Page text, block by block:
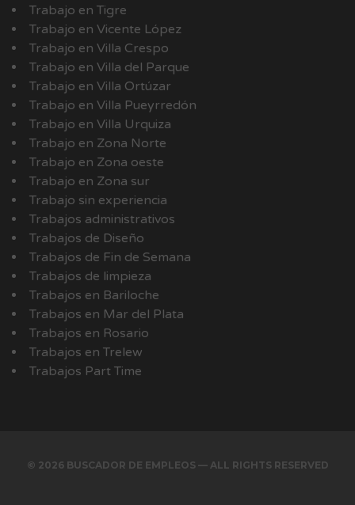
Trabajo en Tigre
Trabajo en Vicente López
Trabajo en Villa Crespo
Trabajo en Villa del Parque
Trabajo en Villa Ortúzar
Trabajo en Villa Pueyrredón
Trabajo en Villa Urquiza
Trabajo en Zona Norte
Trabajo en Zona oeste
Trabajo en Zona sur
Trabajo sin experiencia
Trabajos administrativos
Trabajos de Diseño
Trabajos de Fin de Semana
Trabajos de limpieza
Trabajos en Bariloche
Trabajos en Mar del Plata
Trabajos en Rosario
Trabajos en Trelew
Trabajos Part Time
© 2026 BUSCADOR DE EMPLEOS — ALL RIGHTS RESERVED